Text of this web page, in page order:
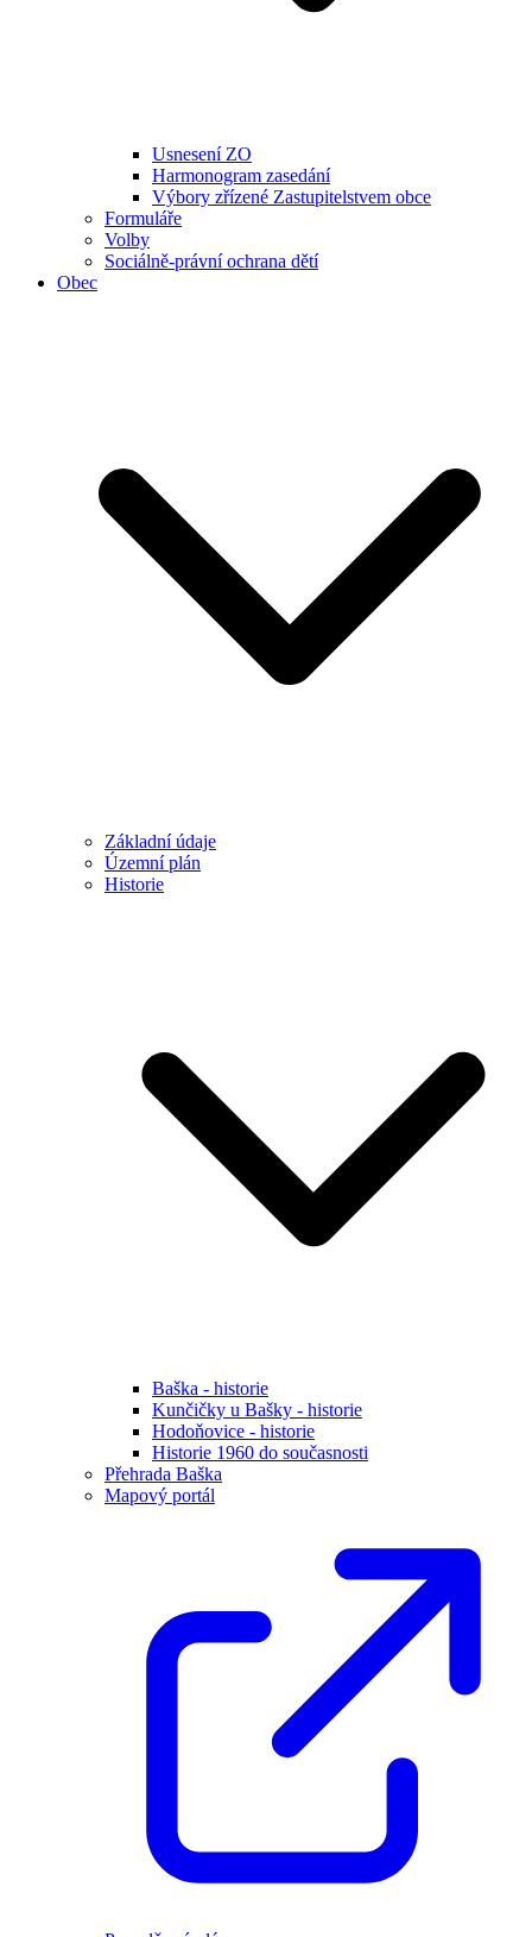
Usnesení ZO
Harmonogram zasedání
Výbory zřízené Zastupitelstvem obce
Formuláře
Volby
Sociálně-právní ochrana dětí
Obec
Základní údaje
Územní plán
Historie
Baška - historie
Kunčičky u Bašky - historie
Hodoňovice - historie
Historie 1960 do současnosti
Přehrada Baška
Mapový portál